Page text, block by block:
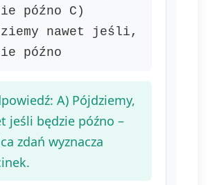
późno C)
nawet jeśli,
późno
A) Pójdziemy,
jeśli będzie późno –
zdań wyznacza